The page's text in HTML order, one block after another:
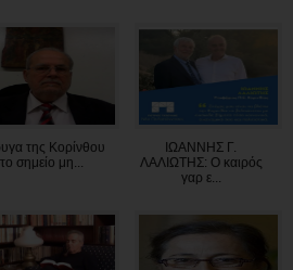
της Κορίνθου
σημείο μη...
ΙΩΑΝΝΗΣ Γ.
ΛΑΛΙΩΤΗΣ: Ο καιρός
γαρ ε...